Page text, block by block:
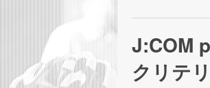
J:COM
クリテ